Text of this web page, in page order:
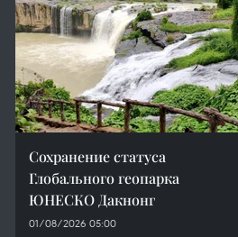
Сохранение статуса
Глобального геопарка
ЮНЕСКО Дакнонг
01/08/2026 05:00